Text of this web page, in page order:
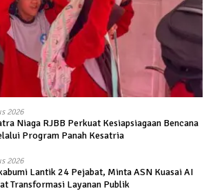
2026
Niaga RJBB Perkuat Kesiapsiagaan Bencana
Program Panah Kesatria
2026
Lantik 24 Pejabat, Minta ASN Kuasai AI
Transformasi Layanan Publik